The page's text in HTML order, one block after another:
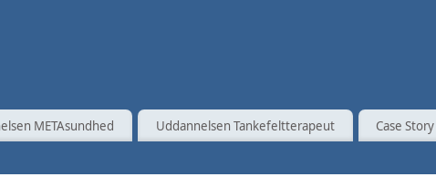
METAsundhed Uddannelsen Tankefeltterapeut Case Story